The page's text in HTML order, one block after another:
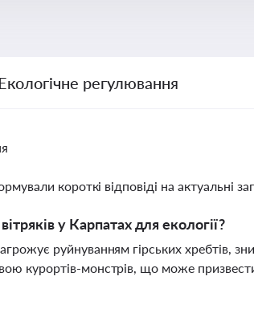
регулювання
короткі відповіді на актуальні
у Карпатах для екології?
руйнуванням гірських хребтів,
курортів-монстрів, що може